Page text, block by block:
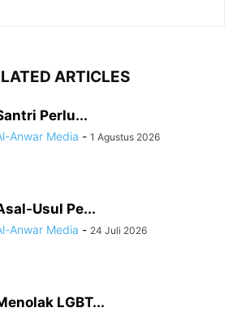
ARTICLES
Perlu...
Anwar Media - 1 Agustus 2026
Usul Pe...
Anwar Media - 24 Juli 2026
LGBT...